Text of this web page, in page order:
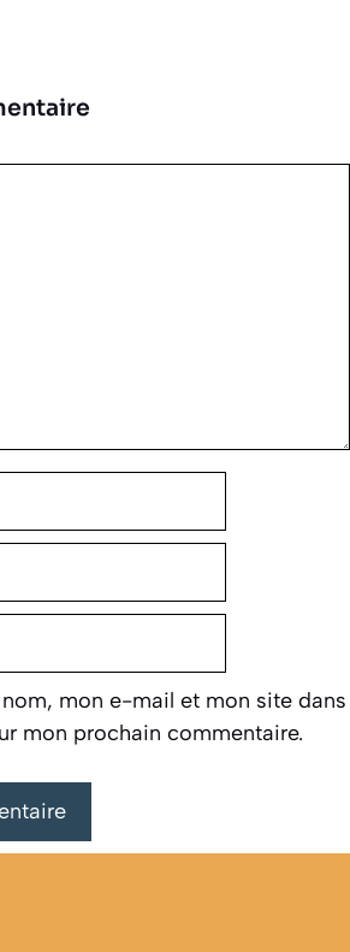
mon e-mail et mon site dans
mon prochain commentaire.